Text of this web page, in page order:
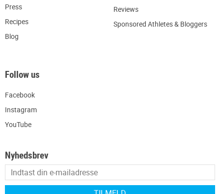
Press
Recipes
Blog
Reviews
Sponsored Athletes & Bloggers
Follow us
Facebook
Instagram
YouTube
Nyhedsbrev